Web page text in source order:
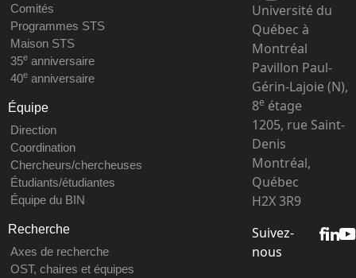
Comités
Programmes STS
Maison STS
35eanniversaire
40eanniversaire
Équipe
Direction
Coordination
Chercheurs/chercheuses
Étudiants/étudiantes
Équipe du BIN
Recherche
Axes de recherche
OST, chaires et équipes
Université du
Québec à
Montréal
Pavillon Paul-
Gérin-Lajoie (N),
8e étage
1205, rue Saint-
Denis
Montréal,
Québec
H2X 3R9
Suivez-
nous